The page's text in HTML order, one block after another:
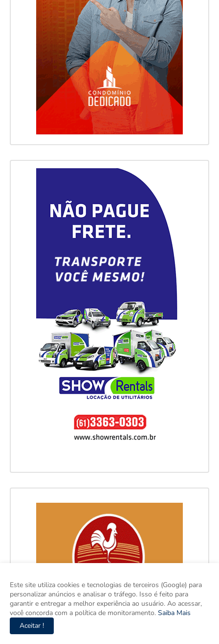
Este site utiliza cookies e tecnologias de terceiros (Google) para
personalizar anúncios e analisar o tráfego. Isso é feito para
garantir e entregar a melhor experiência ao usuário. Ao acessar,
você concorda com a política de monitoramento. Saiba Mais
Aceitar !